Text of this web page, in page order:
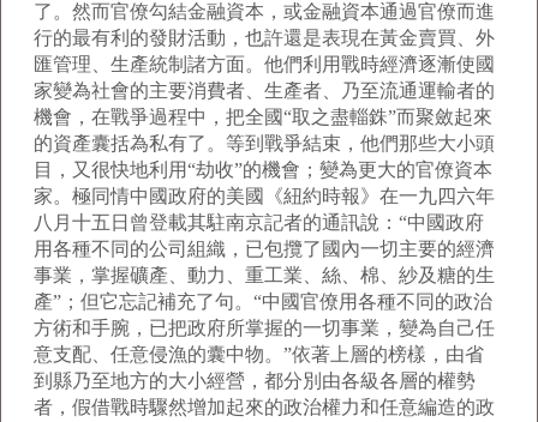
了。然而官僚勾結金融資本，或金融資本通過官僚而進
行的最有利的發財活動，也許還是表現在黃金賣買、外
匯管理、生產統制諸方面。他們利用戰時經濟逐漸使國
家變為社會的主要消費者、生產者、乃至流通運輸者的
機會，在戰爭過程中，把全國“取之盡輜銖”而聚斂起來
的資產囊括為私有了。等到戰爭結束，他們那些大小頭
目，又很快地利用“劫收”的機會；變為更大的官僚資本
家。極同情中國政府的美國《紐約時報》在一九四六年
八月十五日曾登載其駐南京記者的通訊說：“中國政府
用各種不同的公司組織，已包攬了國內一切主要的經濟
事業，掌握礦產、動力、重工業、絲、棉、紗及糖的生
產”；但它忘記補充了句。“中國官僚用各種不同的政治
方術和手腕，已把政府所掌握的一切事業，變為自己任
意支配、任意侵漁的囊中物。”依著上層的榜樣，由省
到縣乃至地方的大小經營，都分別由各級各層的權勢
者，假借戰時驟然增加起來的政治權力和任意編造的政